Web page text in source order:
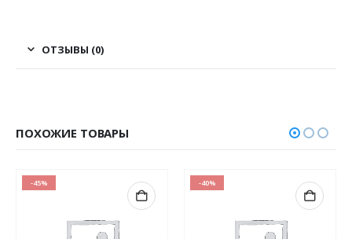
ОТЗЫВЫ (0)
ПОХОЖИЕ ТОВАРЫ
-45% -40%